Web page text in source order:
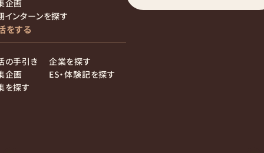
企画
インターンを探す
をする
の手引き
企画
を探す
企業を探す
ES・体験記を探す